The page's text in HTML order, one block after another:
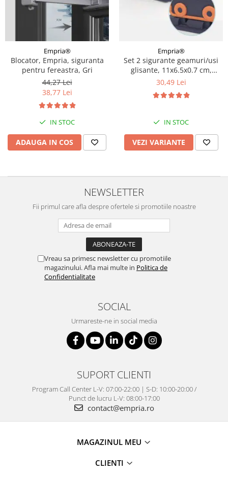
Empria®
Blocator, Empria, siguranta
pentru fereastra, Gri
44,27 Lei
38,77 Lei
IN STOC
ADAUGA IN COS
Empria®
Set 2 sigurante geamuri/usi
glisante, 11x6.5x0.7 cm,
Diverse culori
30,49 Lei
IN STOC
VEZI VARIANTE
NEWSLETTER
Fii primul care afla despre ofertele si promotiile noastre
Vreau sa primesc newsletter cu promotiile
magazinului. Afla mai multe in Politica de
Confidentialitate
SOCIAL
Urmareste-ne in social media
SUPORT CLIENTI
Program Call Center L-V: 07:00-22:00 | S-D: 10:00-20:00 /
Punct de lucru L-V: 08:00-17:00
contact@empria.ro
MAGAZINUL MEU
CLIENTI